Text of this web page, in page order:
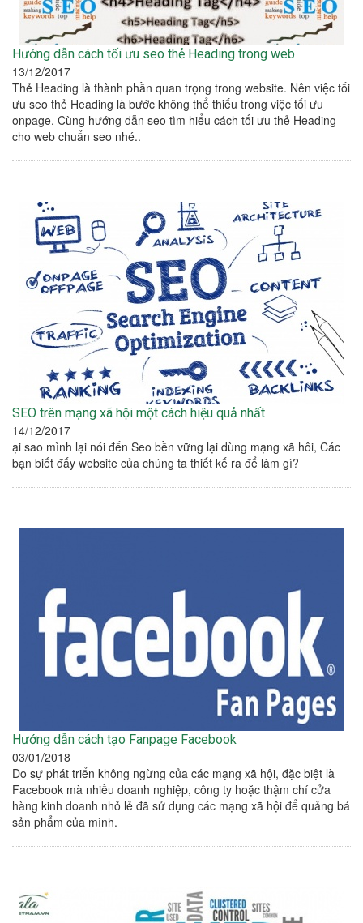
Hướng dẫn cách tối ưu seo thẻ Heading trong web
13/12/2017
Thẻ Heading là thành phần quan trọng trong website. Nên việc tối
ưu seo thẻ Heading là bước không thể thiếu trong việc tối ưu
onpage. Cùng hướng dẫn seo tìm hiểu cách tối ưu thẻ Heading
cho web chuẩn seo nhé..
SEO trên mạng xã hội một cách hiệu quả nhất
14/12/2017
ại sao mình lại nói đến Seo bền vững lại dùng mạng xã hôi, Các
bạn biết đấy website của chúng ta thiết kế ra để làm gì?
Hướng dẫn cách tạo Fanpage Facebook
03/01/2018
Do sự phát triển không ngừng của các mạng xã hội, đặc biệt là
Facebook mà nhiều doanh nghiệp, công ty hoặc thậm chí cửa
hàng kinh doanh nhỏ lẻ đã sử dụng các mạng xã hội để quảng bá
sản phẩm của mình.